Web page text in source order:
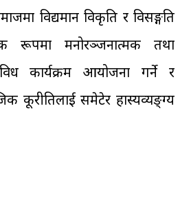
विद्यमान विकृति र विसङ्गति
रूपमा मनोरञ्जनात्मक तथा
कार्यक्रम आयोजना गर्ने र
कूरीतिलाई समेटेर हास्यव्यङ्ग्य